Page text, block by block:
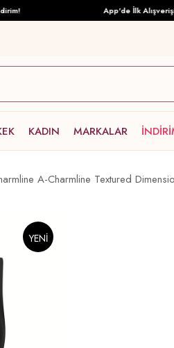
App'de İlk
KADIN MARKALAR
A-Charmline Textured
YENI